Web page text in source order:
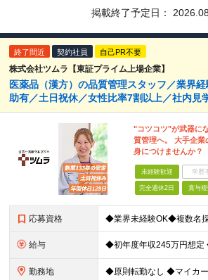
掲載終了予定日：
終了間近 契約社員 自己PR不要
株式会社ツムラ【東証プライム上場企業】
医薬品（漢方）の品質管理スタッフ／業界
助有／土日祝休／女性比率7割以上／社内見
"コツコツ"が武器に
質管理へ。 大手企
身につけませんか？
未経験歓迎 学歴
完全週休2日 賞与複
応募資格
給与
勤務地